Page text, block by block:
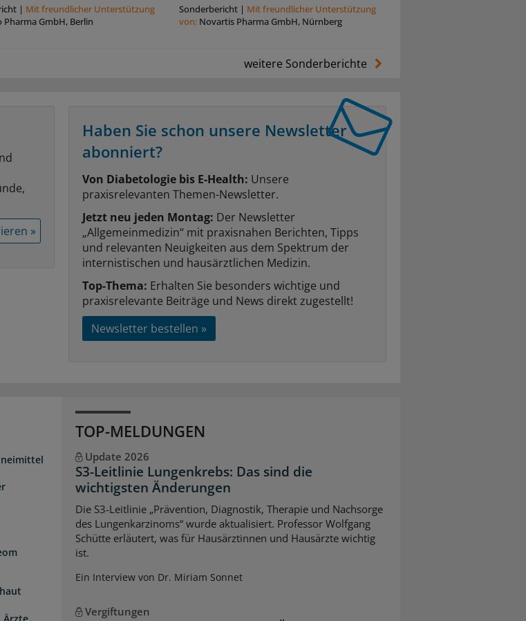
| Mit freundlicher Unterstützung
Pharma GmbH, Berlin
Sonderbericht| Mit freundlicher Unterstützung
von: Novartis Pharma GmbH, Nürnberg
weitere Sonderberichte
»
Haben Sie schon unsere Newsletter
abonniert?
Von Diabetologie bis E-Health: Unsere
praxisrelevanten Themen-Newsletter.
Jetzt neu jeden Montag: Der Newsletter
„Allgemeinmedizin“ mit praxisnahen Berichten, Tipps
und relevanten Neuigkeiten aus dem Spektrum der
internistischen und hausärztlichen Medizin.
Top-Thema: Erhalten Sie besonders wichtige und
praxisrelevante Beiträge und News direkt zugestellt!
Newsletter bestellen »
Ärzte
TOP-MELDUNGEN
Update 2026
S3-Leitlinie Lungenkrebs: Das sind die
wichtigsten Änderungen
Die S3-Leitlinie „Prävention, Diagnostik, Therapie und Nachsorge
des Lungenkarzinoms“ wurde aktualisiert. Professor Wolfgang
Schütte erläutert, was für Hausärztinnen und Hausärzte wichtig
ist.
Ein Interview von Dr. Miriam Sonnet
Vergiftungen